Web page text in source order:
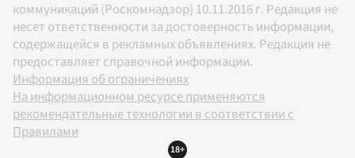
коммуникаций (Роскомнадзор) 10.11.2016 г. Редакция не
несет ответственности за достоверность информации,
содержащейся в рекламных объявлениях. Редакция не
предоставляет справочной информации.
Информация об ограничениях
На информационном ресурсе применяются
рекомендательные технологии в соответствии с
Правилами
18+